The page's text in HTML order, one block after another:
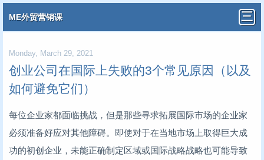
ME外贸营销课
Monday, March 29, 2021
创业公司在国际上失败的3个常见原因（以及
如何避免它们）
每位企业家都面临挑战，但是那些寻求拓展国际市场的企业家
必须准备好应对其他障碍。即使对于在当地市场上取得巨大成
功的初创企业，未能正确制定区域或国际战略战略也可能导致